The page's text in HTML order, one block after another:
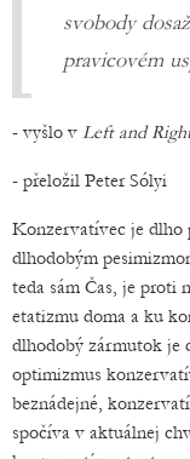
svobody
pravicovém
- vyšlo v Left and
- přeložil Peter Sólyi
Konzervatívec je dlho
dlhodobým
teda sám Čas, je proti
etatizmu doma a ku
dlhodobý zármutok je
optimizmus
beznádejné,
spočíva v aktuálnej